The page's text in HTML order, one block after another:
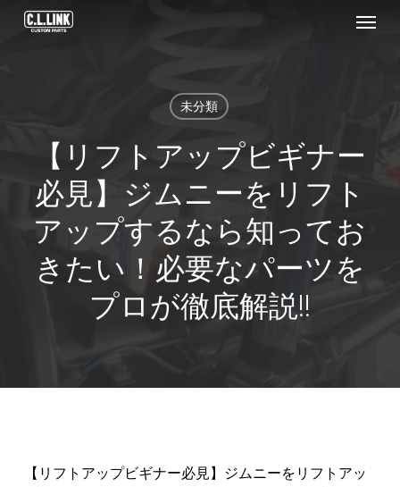
Skip
Menu
未分類
【リフトアップビギナー
必見】ジムニーをリフト
アップするなら知ってお
きたい！必要なパーツを
プロが徹底解説!!
【リフトアップビギナー必見】ジムニーをリフトアッ